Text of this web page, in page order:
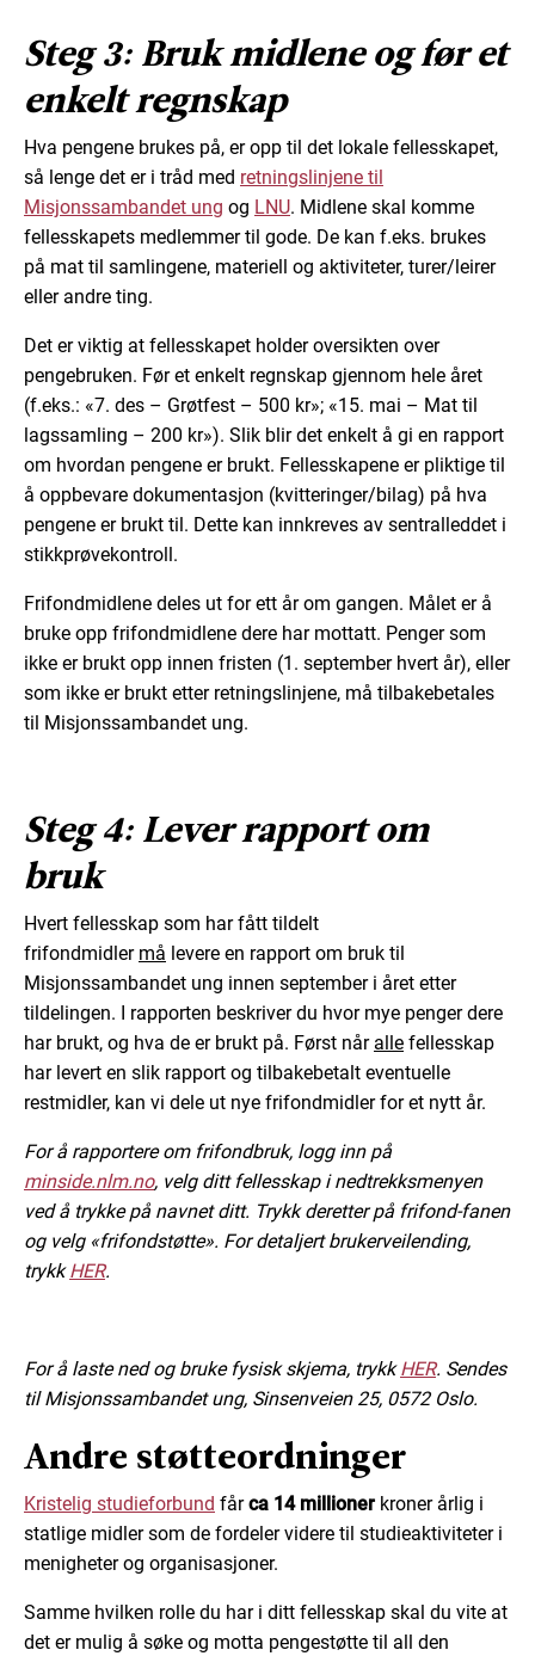
Steg 3: Bruk midlene og før et
enkelt regnskap
Hva pengene brukes på, er opp til det lokale fellesskapet,
så lenge det er i tråd med retningslinjene til
Misjonssambandet ung og LNU. Midlene skal komme
fellesskapets medlemmer til gode. De kan f.eks. brukes
på mat til samlingene, materiell og aktiviteter, turer/leirer
eller andre ting.
Det er viktig at fellesskapet holder oversikten over
pengebruken. Før et enkelt regnskap gjennom hele året
(f.eks.: «7. des – Grøtfest – 500 kr»; «15. mai – Mat til
lagssamling – 200 kr»). Slik blir det enkelt å gi en rapport
om hvordan pengene er brukt. Fellesskapene er pliktige til
å oppbevare dokumentasjon (kvitteringer/bilag) på hva
pengene er brukt til. Dette kan innkreves av sentralleddet i
stikkprøvekontroll.
Frifondmidlene deles ut for ett år om gangen. Målet er å
bruke opp frifondmidlene dere har mottatt. Penger som
ikke er brukt opp innen fristen (1. september hvert år), eller
som ikke er brukt etter retningslinjene, må tilbakebetales
til Misjonssambandet ung.
Steg 4: Lever rapport om
bruk
Hvert fellesskap som har fått tildelt
frifondmidler må levere en rapport om bruk til
Misjonssambandet ung innen september i året etter
tildelingen. I rapporten beskriver du hvor mye penger dere
har brukt, og hva de er brukt på. Først når alle fellesskap
har levert en slik rapport og tilbakebetalt eventuelle
restmidler, kan vi dele ut nye frifondmidler for et nytt år.
For å rapportere om frifondbruk, logg inn på
minside.nlm.no, velg ditt fellesskap i nedtrekksmenyen
ved å trykke på navnet ditt. Trykk deretter på frifond-fanen
og velg «frifondstøtte». For detaljert brukerveilending,
trykkHER.
For å laste ned og bruke fysisk skjema, trykkHER. Sendes
til Misjonssambandet ung, Sinsenveien 25, 0572 Oslo.
Andre støtteordninger
Kristelig studieforbund fårca 14 millioner kroner årlig i
statlige midler som de fordeler videre til studieaktiviteter i
menigheter og organisasjoner.
Samme hvilken rolle du har i ditt fellesskap skal du vite at
det er mulig å søke og motta pengestøtte til all den